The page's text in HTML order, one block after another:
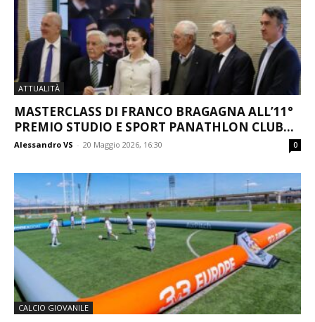
ATTUALITÀ
MASTERCLASS DI FRANCO BRAGAGNA ALL’11°
PREMIO STUDIO E SPORT PANATHLON CLUB...
Alessandro VS - 20 Maggio 2026, 16:30 0
CALCIO GIOVANILE